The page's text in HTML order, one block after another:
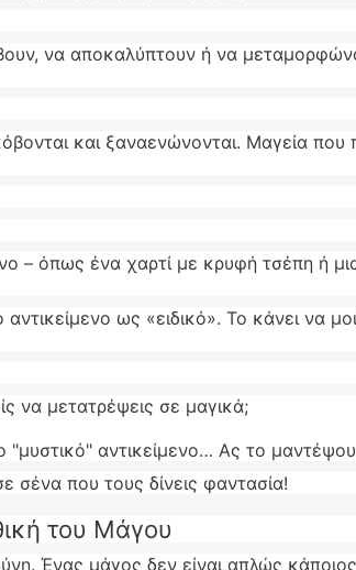
να αποκαλύπτουν ή να
και ξαναενώνονται. Μαγεία που
– όπως ένα χαρτί με κρυφή τσέπη ή
ως «ειδικό». Το κάνει να
να μετατρέψεις σε μαγικά;
"μυστικό" αντικείμενο… Ας το
σένα που τους δίνεις φαντασία!
του Μάγου
Ένας μάγος δεν είναι απλώς